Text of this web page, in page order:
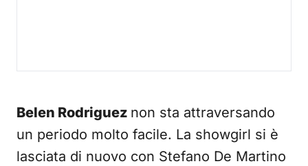
Belen Rodriguez non sta attraversando
un periodo molto facile. La showgirl si è
lasciata di nuovo con Stefano De Martino